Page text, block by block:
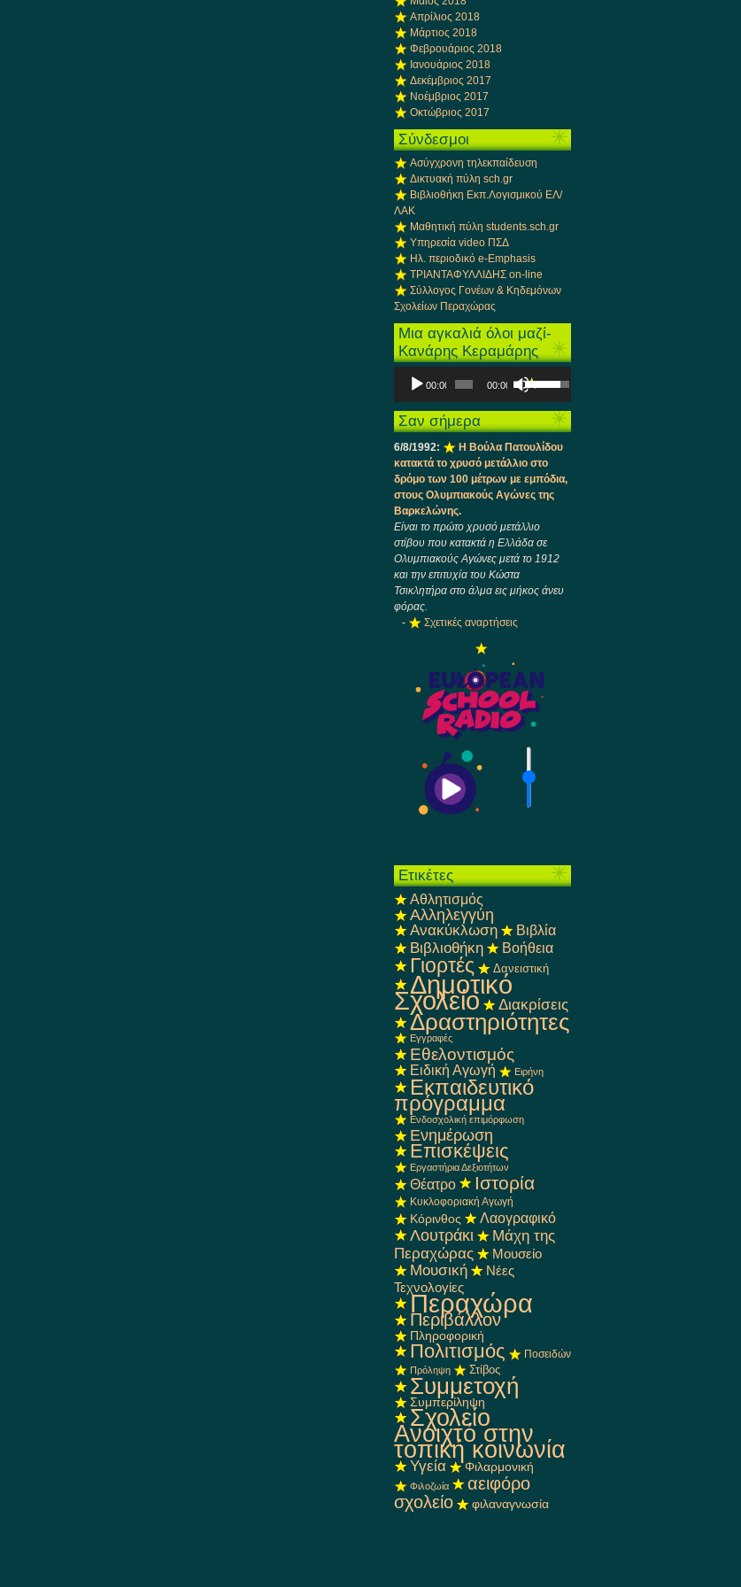
Απρίλιος 2018
Μάρτιος 2018
Φεβρουάριος 2018
Ιανουάριος 2018
Δεκέμβριος 2017
Νοέμβριος 2017
Οκτώβριος 2017
Σύνδεσμοι
Ασύγχρονη τηλεκπαίδευση
Δικτυακή πύλη sch.gr
Βιβλιοθήκη Εκπ.Λογισμικού ΕΛ/
ΛΑΚ
Μαθητική πύλη students.sch.gr
Υπηρεσία video ΠΣΔ
Ηλ. περιοδικό e-Emphasis
ΤΡΙΑΝΤΑΦΥΛΛΙΔΗΣ on-line
Σύλλογος Γονέων & Κηδεμόνων
Σχολείων Περαχώρας
Μια αγκαλιά όλοι μαζί-
Κανάρης Κεραμάρης
Πρόγραμμα
Αναπαραγωγής
Ήχου
00:00 00:00
τα
πλήκτρα
Πάνω/
βέλος
για
να
αυξήσετε
μειώσετε
ένταση.
Σαν σήμερα
6/8/1992:
Η Βούλα Πατουλίδου
κατακτά το χρυσό μετάλλιο στο
δρόμο των 100 μέτρων με εμπόδια,
στους Ολυμπιακούς Αγώνες της
Βαρκελώνης.
Είναι το πρώτο χρυσό μετάλλιο
στίβου που κατακτά η Ελλάδα σε
Ολυμπιακούς Αγώνες μετά το 1912
και την επιτυχία του Κώστα
Τσικλητήρα στο άλμα εις μήκος άνευ
φόρας.
-
Σχετικές αναρτήσεις
Ετικέτες
Αθλητισμός
Αλληλεγγύη
Ανακύκλωση Βιβλία
Βιβλιοθήκη Βοήθεια
Γιορτές Δανειστική
Δημοτικό
Σχολείο Διακρίσεις
Δραστηριότητες
Εγγραφές
Εθελοντισμός
Ειδική Αγωγή Ειρήνη
Εκπαιδευτικό
πρόγραμμα
Ενδοσχολική επιμόρφωση
Ενημέρωση
Επισκέψεις
Εργαστήρια Δεξιοτήτων
Θέατρο Ιστορία
Κυκλοφοριακή Αγωγή
Κόρινθος Λαογραφικό
Λουτράκι
Μάχη της
Περαχώρας
Μουσείο
Μουσική
Νέες
Τεχνολογίες
Περαχώρα
Περιβάλλον
Πληροφορική
Πολιτισμός Ποσειδών
Πρόληψη Στίβος
Συμμετοχή
Συμπερίληψη
Σχολείο
Ανοιχτό στην
τοπική κοινωνία
Υγεία Φιλαρμονική
Φιλοζωία
αειφόρο
σχολείο
φιλαναγνωσία